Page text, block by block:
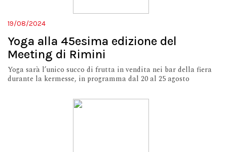
19/08/2024
Yoga alla 45esima edizione del
Meeting di Rimini
Yoga sarà l’unico succo di frutta in vendita nei bar della fiera
durante la kermesse, in programma dal 20 al 25 agosto